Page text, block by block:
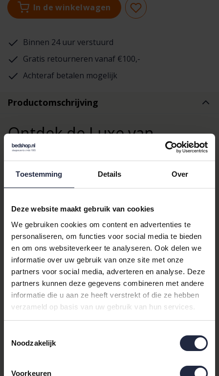
Toestemming Details Over
Deze website maakt gebruik van cookies
We gebruiken cookies om content en advertenties te
personaliseren, om functies voor social media te bieden
en om ons websiteverkeer te analyseren. Ook delen we
informatie over uw gebruik van onze site met onze
partners voor social media, adverteren en analyse. Deze
partners kunnen deze gegevens combineren met andere
informatie die u aan ze heeft verstrekt of die ze hebben
verzameld op basis van uw gebruik van hun services.
Noodzakelijk
Voorkeuren
In de winkelwagen
Binnen 24 uur verstuurd
Gratis retourneren vanaf €100,-
Achteraf betalen mogelijk
Productomschrijving
Ontdek de Luxe van
McNutt of Donegal Plaid
Lambswool XL 230x145
Mead
Ervaar de ongeëvenaarde warmte en stijl van de
McNutt of
plaid Lambswool XL 230x145 Mead. Deze prachtige
plaid, vervaardigd uit de fijnste wol, biedt niet alleen comfort
maar ook een vleugje luxe aan uw interieur. Met zijn grafische
dessin en warme bruine kleur is deze plaid een perfecte
aanvulling op elke woonruimte.
Waarom Kiezen voor McNutt of
Donegal?
McNutt of Donegal staat bekend om zijn hoogwaardigewollen
plaidsen accessoires. Deze plaid is geen uitzondering en biedt
voor een natuurlijke isolatie en is ademend, waardoor het ideaal